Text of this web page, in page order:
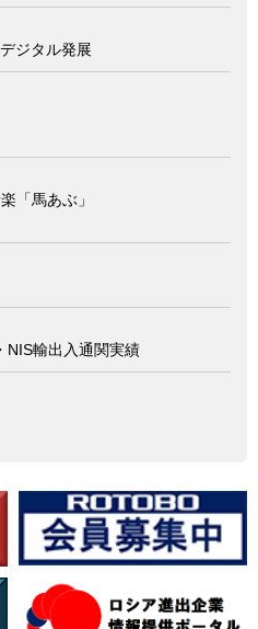
ジタル発展
「馬あぶ」
NIS輸出入通関実績